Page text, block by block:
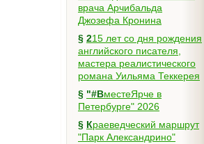
врача Арчибальда
Джозефа Кронина
§ 215 лет со дня рождения
английского писателя,
мастера реалистического
романа Уильяма Теккерея
§ "#ВместеЯрче в
Петербурге" 2026
§ Краеведческий маршрут
"Парк Александрино"